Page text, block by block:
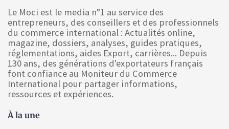
Le Moci est le media n°1 au service des
entrepreneurs, des conseillers et des professionnels
du commerce international : Actualités online,
magazine, dossiers, analyses, guides pratiques,
réglementations, aides Export, carrières... Depuis
130 ans, des générations d'exportateurs français
font confiance au Moniteur du Commerce
International pour partager informations,
ressources et expériences.
À la une